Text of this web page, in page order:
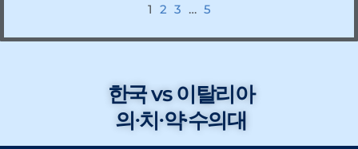
1 2 3 … 5
한국 vs 이탈리아
의∙치∙약∙수의대